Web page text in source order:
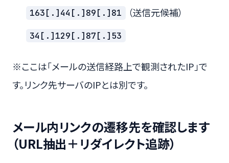
163[.]44[.]89[.]81 （送信元候補）
34[.]129[.]87[.]53
※ここは「メールの送信経路上で観測されたIP」で
す。リンク先サーバのIPとは別です。
メール内リンクの遷移先を確認します
（URL抽出＋リダイレクト追跡）